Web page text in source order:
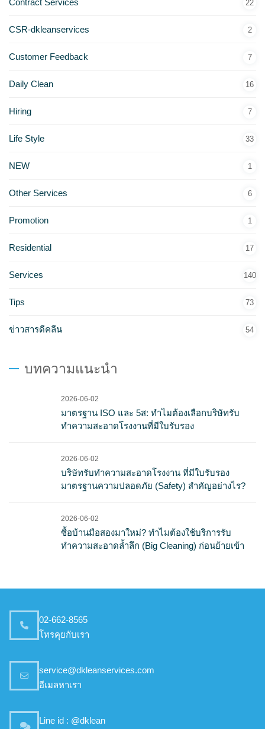
22
CSR-dkleanservices 2
Customer Feedback 7
Daily Clean 16
Hiring 7
Life Style 33
NEW 1
Other Services 6
Promotion 1
Residential 17
Services 140
Tips 73
ข่าวสารดีคลีน 54
บทความแนะนำ
2026-06-02
มาตรฐาน ISO และ 5ส: ทำไมต้องเลือกบริษัทรับ
ทำความสะอาดโรงงานที่มีใบรับรอง
2026-06-02
บริษัทรับทำความสะอาดโรงงาน ที่มีใบรับรอง
มาตรฐานความปลอดภัย (Safety) สำคัญอย่างไร?
2026-06-02
ซื้อบ้านมือสองมาใหม่? ทำไมต้องใช้บริการรับ
ทำความสะอาดล้ำลึก (Big Cleaning) ก่อนย้ายเข้า
02-662-8565
โทรคุยกับเรา
service@dkleanservices.com
อีเมลหาเรา
Line id : @dklean